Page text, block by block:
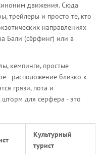
движения. Сюда
трейлеры и просто те, кто
направлениях
Бали (сёрфинг) или в
кемпинги, простые
- расположение близко к
грязи, пота и
для серфера - это
Культурный
турист